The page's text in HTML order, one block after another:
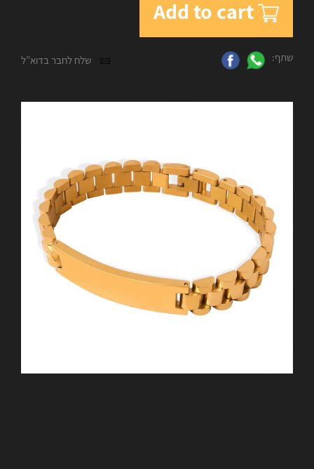
Add to cart
שתף: שלח לחבר בדוא”ל